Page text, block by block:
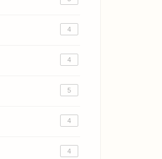
4
4
5
4
4